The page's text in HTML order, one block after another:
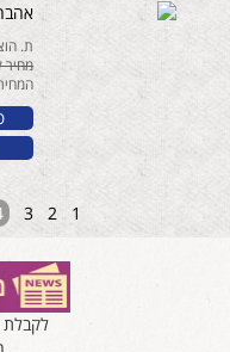
ת. הוצאה:
מחיר
המחיר
1
2
3
לקבלת